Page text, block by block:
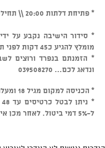
* פתיחת דלתות 20:00 \\ תחילת מופע 21:30
* סידור הישיבה נקבע על
מומלץ להגיע כ45 דקות לפני תחילת המופע.
* הזמנתם בנפרד ורוצים
ונדאג לכם... 039508270
* הכניסה למקום מגיל 18 ומעלה.
ל-5% דמי ביטול. לאחר מכן אין ביטולים.